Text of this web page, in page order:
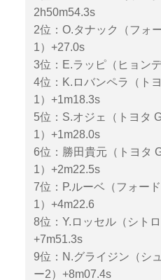
2h50m54.3s
2位：O.タナック（フォ
1）+27.0s
3位：E.ラッピ（ヒョン
4位：K.ロバンペラ（ト
1）+1m18.3s
5位：S.オジェ（トヨタ
1）+1m28.0s
6位：勝田貴元（トヨタ
1）+2m22.5s
7位：P.ルーベ（フォー
1）+4m22.6
8位：Y.ロッセル（シト
+7m51.3s
9位：N.グライジン（シ
ー2）+8m07.4s